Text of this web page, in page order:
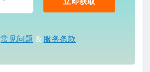
常见问题 & 服务条款